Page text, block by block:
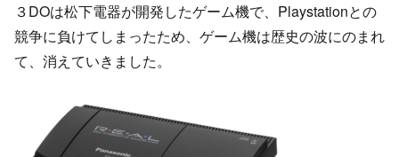
３DOは松下電器が開発したゲーム機で、Playstationとの
競争に負けてしまったため、ゲーム機は歴史の波にのまれ
て、消えていきました。